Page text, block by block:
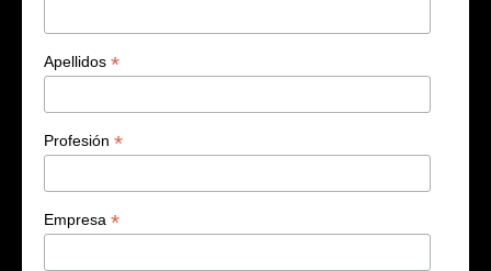
Apellidos *
Profesión *
Empresa *